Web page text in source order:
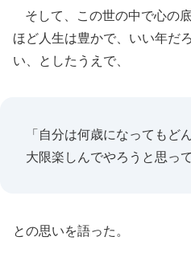
そして、この世の中で心の
ほど人生は豊かで、いい年だ
い、としたうえで、
「自分は何歳になってもど
大限楽しんでやろうと思っ
との思いを語った。